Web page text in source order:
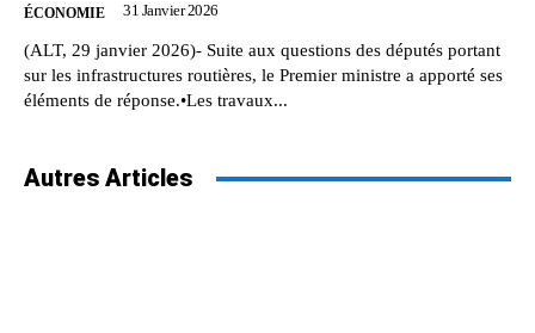
ÉCONOMIE 31 Janvier 2026
(ALT, 29 janvier 2026)- Suite aux questions des députés portant
sur les infrastructures routières, le Premier ministre a apporté ses
éléments de réponse.•Les travaux...
Autres Articles